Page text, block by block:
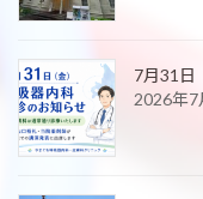
7月31日
2026年7